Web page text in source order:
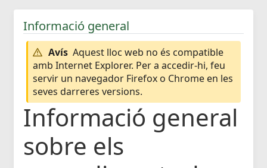
Informació general
Avís Aquest lloc web no és compatible
amb Internet Explorer. Per a accedir-hi, feu
servir un navegador Firefox o Chrome en les
seves darreres versions.
Informació general
sobre els